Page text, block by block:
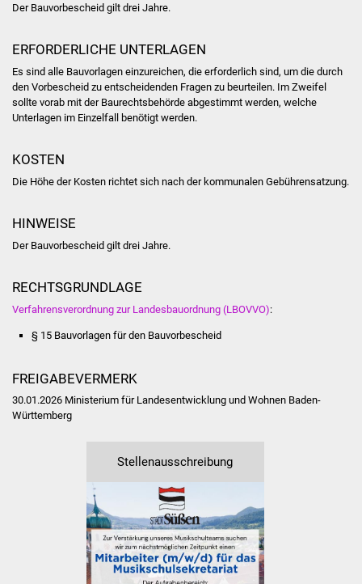
Schulen
Kolping-Musikschule
Fachteam Jugend
Familienzentrum
Stadtwerke
Suenergie
NETZMonitor
Der Bauvorbescheid gilt drei Jahre.
ERFORDERLICHE UNTERLAGEN
Es sind alle Bauvorlagen einzureichen, die erforderlich sind, um die durch
den Vorbescheid zu entscheidenden Fragen zu beurteilen. Im Zweifel
sollte vorab mit der Baurechtsbehörde abgestimmt werden, welche
Unterlagen im Einzelfall benötigt werden.
KOSTEN
Die Höhe der Kosten richtet sich nach der kommunalen Gebührensatzung.
HINWEISE
Der Bauvorbescheid gilt drei Jahre.
RECHTSGRUNDLAGE
Verfahrensverordnung zur Landesbauordnung (LBOVVO):
§ 15Bauvorlagen für den Bauvorbescheid
FREIGABEVERMERK
30.01.2026 Ministerium für Landesentwicklung und Wohnen Baden-
Württemberg
Stellenausschreibung